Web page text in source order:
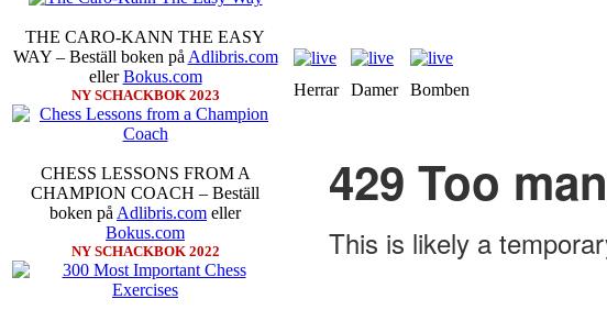
THE CARO-KANN THE EASY
WAY – Beställ boken på Adlibris.com
ellerBokus.com
NY SCHACKBOK 2023
CHESS LESSONS FROM A
CHAMPION COACH – Beställ
boken på Adlibris.com eller
Bokus.com
NY SCHACKBOK 2022
Herrar Damer Bomben